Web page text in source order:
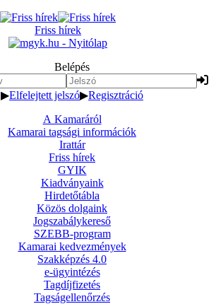
Friss hírek
Belépés
▶Elfelejtett jelszó▶Regisztráció
A Kamaráról
Kamarai tagsági információk
Irattár
Friss hírek
GYIK
Kiadványaink
Hirdetőtábla
Közös dolgaink
Jogszabálykereső
SZEBB-program
Kamarai kedvezmények
Szakképzés 4.0
e-ügyintézés
Tagdíjfizetés
Tagságellenőrzés